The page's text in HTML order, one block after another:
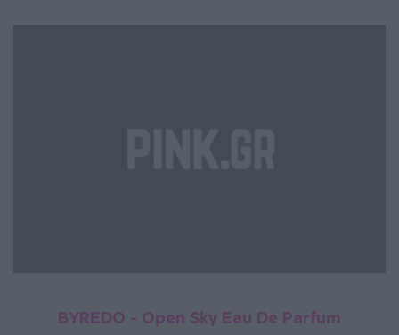
BYREDO - Open Sky Eau De Parfum